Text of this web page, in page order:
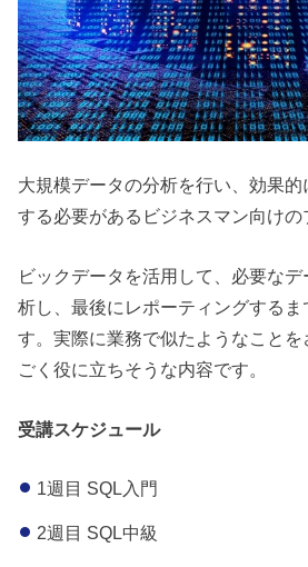
大規模データの分析を行い、効果
する必要があるビジネスマン向けの
ビックデータを活用して、必要な
析し、最後にレポーティングするま
す。実際に業務で似たようなこと
ごく役に立ちそうな内容です。
受講スケジュール
1週目 SQL入門
2週目 SQL中級